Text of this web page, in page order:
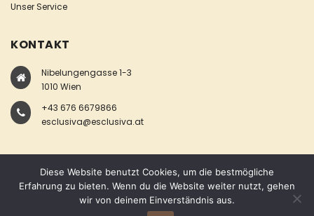
Unser Service
KONTAKT
Nibelungengasse 1-3
1010 Wien
+43 676 6679866
esclusiva@esclusiva.at
COPYRIGHT © ESCLUSIVA
Diese Website benutzt Cookies, um die bestmögliche
Erfahrung zu bieten. Wenn du die Website weiter nutzt, gehen
wir von deinem Einverständnis aus.